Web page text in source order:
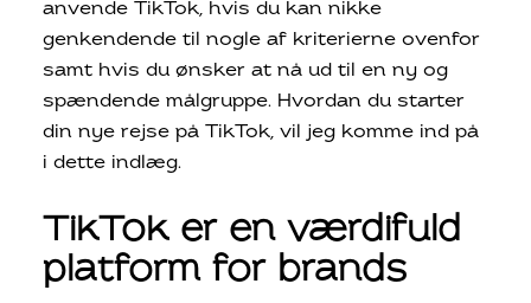
anvende TikTok, hvis du kan nikke
genkendende til nogle af kriterierne ovenfor
samt hvis du ønsker at nå ud til en ny og
spændende målgruppe. Hvordan du starter
din nye rejse på TikTok, vil jeg komme ind på
i dette indlæg.
TikTok er en værdifuld
platform for brands